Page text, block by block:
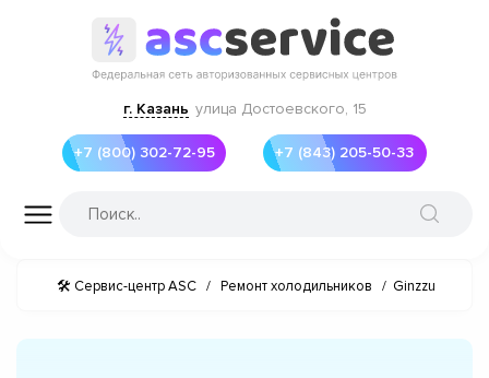
г. Казань улица Достоевского, 15
+7 (800) 302-72-95 +7 (843) 205-50-33
🛠 Сервис-центр ASC / Ремонт холодильников / Ginzzu